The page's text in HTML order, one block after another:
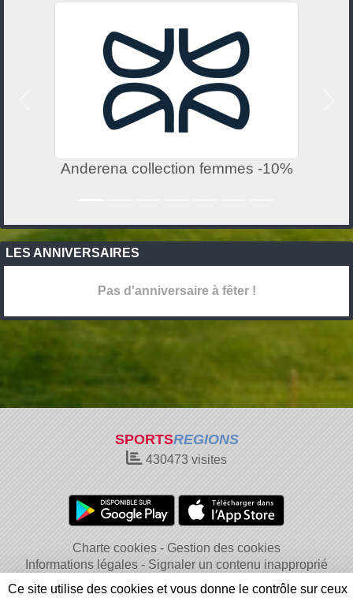
Anderena collection femmes -10%
LES ANNIVERSAIRES
Pas d'anniversaire à fêter !
SPORTSREGIONS
430473 visites
Charte cookies
Gestion des cookies
Informations légales
Signaler un contenu inapproprié
Ce site utilise des cookies et vous donne le contrôle sur ceux